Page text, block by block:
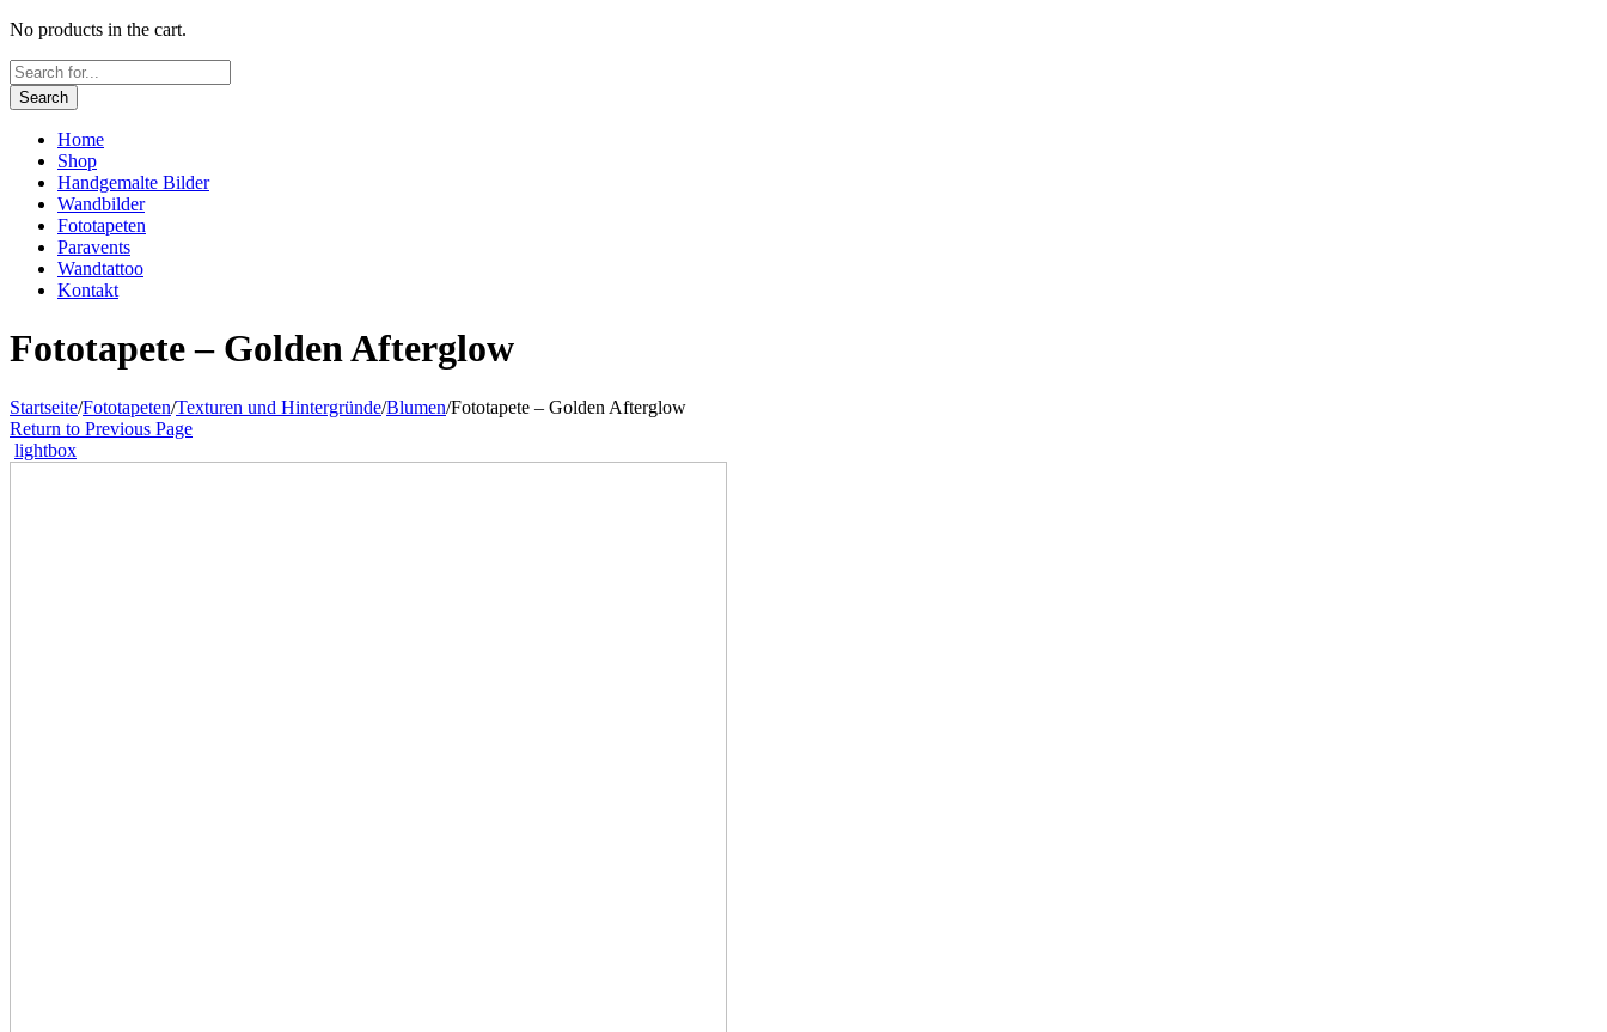
No products in the cart.
Search
Home
Shop
Handgemalte Bilder
Wandbilder
Fototapeten
Paravents
Wandtattoo
Kontakt
Fototapete – Golden Afterglow
Startseite/Fototapeten/Texturen und Hintergründe/Blumen/Fototapete – Golden Afterglow
Return to Previous Page
lightbox